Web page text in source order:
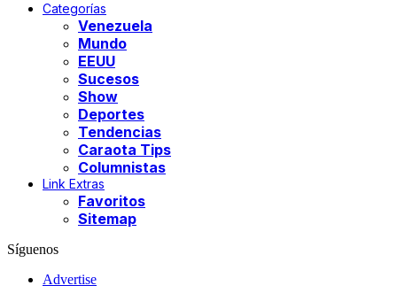
Categorías
Venezuela
Mundo
EEUU
Sucesos
Show
Deportes
Tendencias
Caraota Tips
Columnistas
Link Extras
Favoritos
Sitemap
Síguenos
Advertise